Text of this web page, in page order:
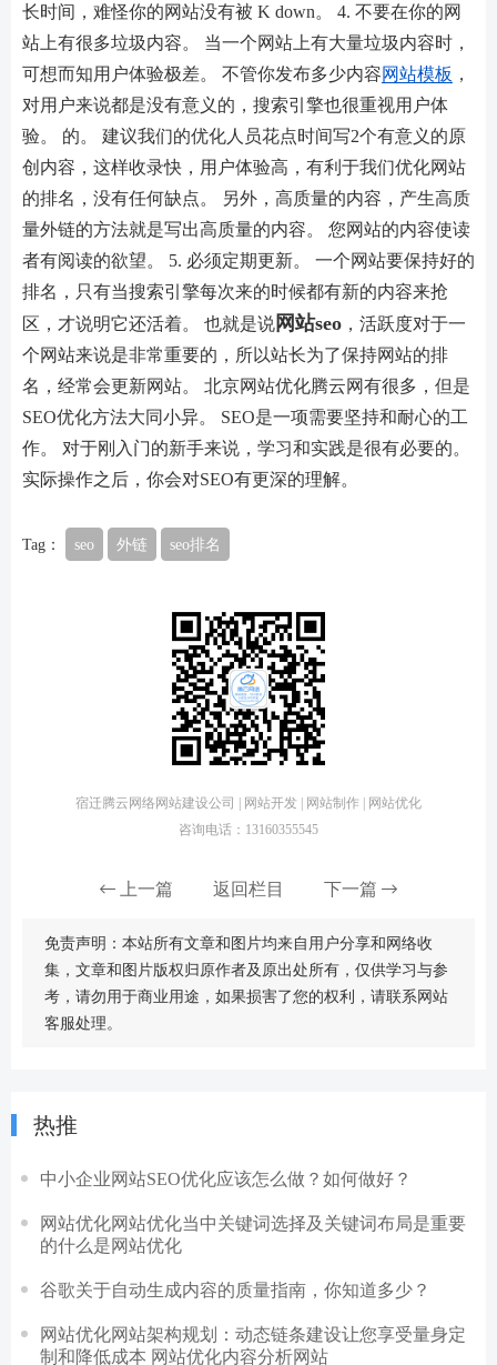
长时间，难怪你的网站没有被 K down。 4. 不要在你的网
站上有很多垃圾内容。 当一个网站上有大量垃圾内容时，
可想而知用户体验极差。 不管你发布多少内容网站模板
对用户来说都是没有意义的，搜索引擎也很重视用户体
验。 的。 建议我们的优化人员花点时间写2个有意义的原
创内容，这样收录快，用户体验高，有利于我们优化网站
的排名，没有任何缺点。 另外，高质量的内容，产生高质
量外链的方法就是写出高质量的内容。 您网站的内容使读
者有阅读的欲望。 5. 必须定期更新。 一个网站要保持好的
排名，只有当搜索引擎每次来的时候都有新的内容来抢
区，才说明它还活着。 也就是说网站seo ，活跃度对于一
个网站来说是非常重要的，所以站长为了保持网站的排
名，经常会更新网站。 北京网站优化腾云网有很多，但是
SEO优化方法大同小异。 SEO是一项需要坚持和耐心的工
作。 对于刚入门的新手来说，学习和实践是很有必要的。
实际操作之后，你会对SEO有更深的理解。
Tag： seo 外链 seo排名
宿迁腾云网络网站建设公司 | 网站开发 | 网站制作 | 网站优化
咨询电话：13160355545
上一篇 返回栏目 下一篇
免责声明：本站所有文章和图片均来自用户分享和网络收
集，文章和图片版权归原作者及原出处所有，仅供学习与参
考，请勿用于商业用途，如果损害了您的权利，请联系网站
客服处理。
热推
中小企业网站SEO优化应该怎么做？如何做好？
网站优化网站优化当中关键词选择及关键词布局是重要
的什么是网站优化
谷歌关于自动生成内容的质量指南，你知道多少？
网站优化网站架构规划：动态链条建设让您享受量身定
制和降低成本 网站优化内容分析网站